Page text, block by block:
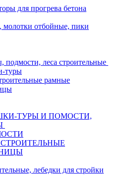
для прогрева бетона
молотки отбойные, пики
леса строительные
туры
рамные
ТУРЫ И ПОМОСТИ,
лебедки для стройки